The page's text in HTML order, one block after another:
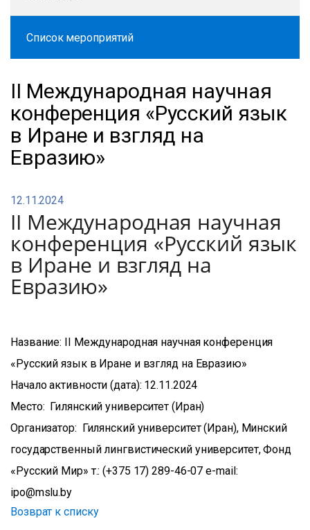
Список мероприятий
II Международная научная
конференция «Русский язык
в Иране и взгляд на
Евразию»
12.11.2024
II Международная научная
конференция «Русский язык
в Иране и взгляд на
Евразию»
Название: II Международная научная конференция
«Русский язык в Иране и взгляд на Евразию»
Начало активности (дата): 12.11.2024
Место: Гилянский университет (Иран)
Организатор: Гилянский университет (Иран), Минский
государственный лингвистический университет, Фонд
«Русский Мир» т.: (+375 17) 289-46-07 e-mail:
ipo@mslu.by
Возврат к списку